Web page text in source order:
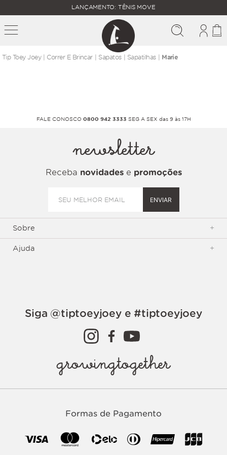
FALTAM
MAIS
R$
400,00
PARA O
FRETE
GRÁTIS
LANÇAMENTO: TÊNIS MOVE
correr e brincar sapatos sapatilhas Marie
FALE CONOSCO 0800 942 3333 SEG A SEX das 9 às 17H
newsletter
Receba novidadese promoções
ENVIAR
Sobre +
Ajuda +
Siga @tiptoeyjoey e #tiptoeyjoey
growingtogether
Formas de Pagamento